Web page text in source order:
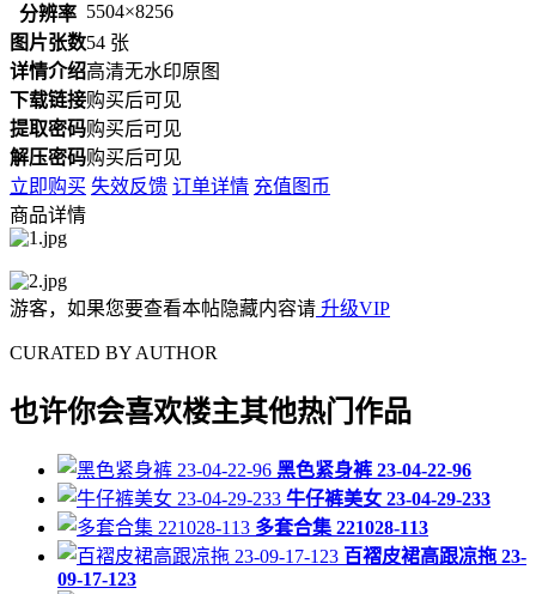
分辨率 5504×8256
图片张数54 张
详情介绍高清无水印原图
下载链接购买后可见
提取密码购买后可见
解压密码购买后可见
立即购买 失效反馈 订单详情 充值图币
商品详情
游客，如果您要查看本帖隐藏内容请 升级VIP
CURATED BY AUTHOR
也许你会喜欢楼主其他热门作品
黑色紧身裤 23-04-22-96
牛仔裤美女 23-04-29-233
多套合集 221028-113
百褶皮裙高跟凉拖 23-
09-17-123